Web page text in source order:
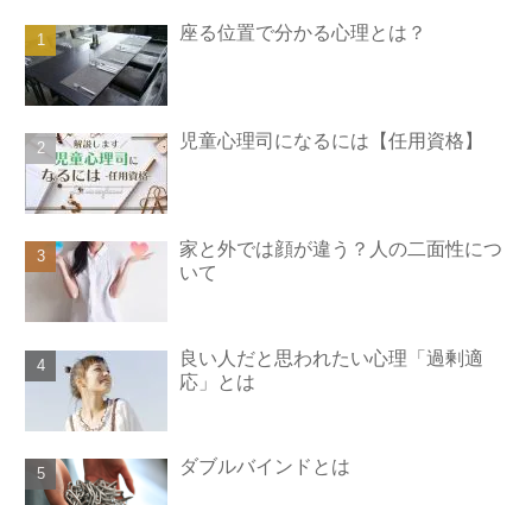
座る位置で分かる心理とは？
児童心理司になるには【任用資格】
家と外では顔が違う？人の二面性につ
いて
良い人だと思われたい心理「過剰適
応」とは
ダブルバインドとは